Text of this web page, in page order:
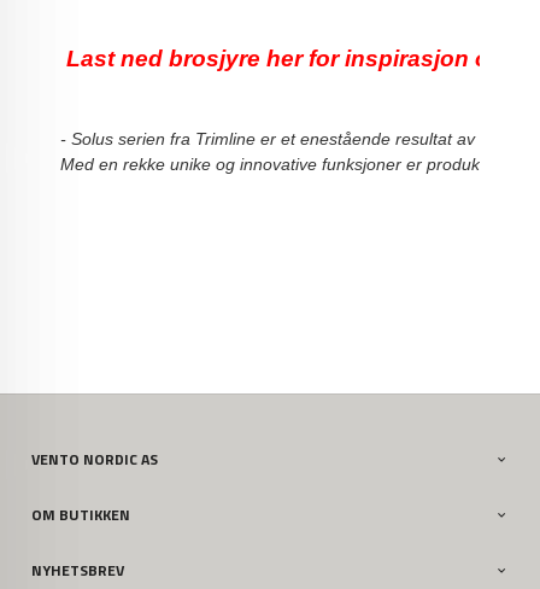
Last ned brosjyre her for inspirasjon og
- Solus serien fra Trimline er et enestående resultat av
Med en rekke unike og innovative funksjoner er produktene i
VENTO NORDIC AS
OM BUTIKKEN
NYHETSBREV